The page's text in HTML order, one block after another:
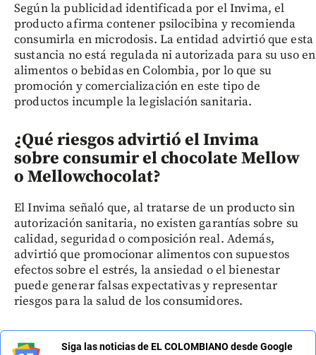
Según la publicidad identificada por el Invima, el
producto afirma contener psilocibina y recomienda
consumirla en microdosis. La entidad advirtió que esta
sustancia no está regulada ni autorizada para su uso en
alimentos o bebidas en Colombia, por lo que su
promoción y comercialización en este tipo de
productos incumple la legislación sanitaria.
¿Qué riesgos advirtió el Invima
sobre consumir el chocolate Mellow
o Mellowchocolat?
El Invima señaló que, al tratarse de un producto sin
autorización sanitaria, no existen garantías sobre su
calidad, seguridad o composición real. Además,
advirtió que promocionar alimentos con supuestos
efectos sobre el estrés, la ansiedad o el bienestar
puede generar falsas expectativas y representar
riesgos para la salud de los consumidores.
Siga las noticias de EL COLOMBIANO desde Google